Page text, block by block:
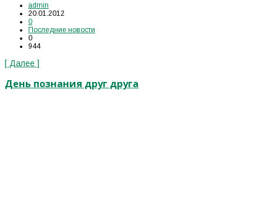
admin
20.01.2012
0
Последние новости
0
944
[ Далее ]
День познания друг друга